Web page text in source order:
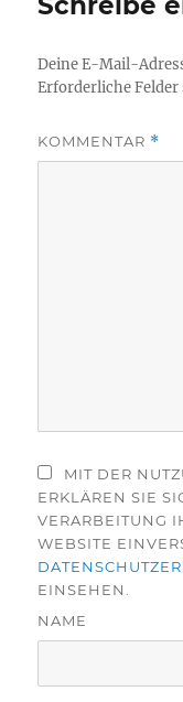
Deine E-Mail-
Erforderliche
KOMMENTAR *
MIT DER
ERKLÄREN SIE
VERARBEITUNG
WEBSITE
EINSEHEN.
NAME